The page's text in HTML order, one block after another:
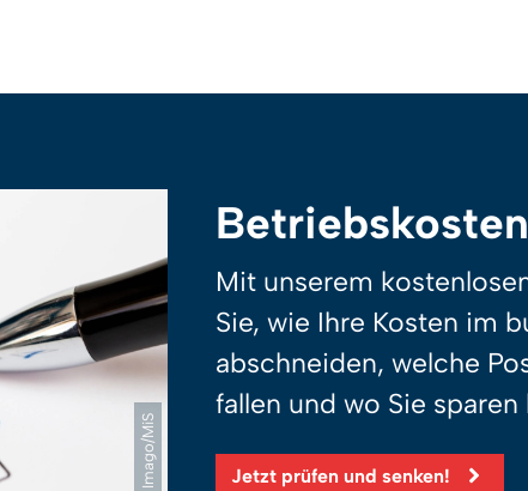
Imago/MiS
Mit unserem
Sie, wie Ihre Kosten im
abschneiden, welche
fallen und wo Sie sparen
Jetzt prüfen und senken!